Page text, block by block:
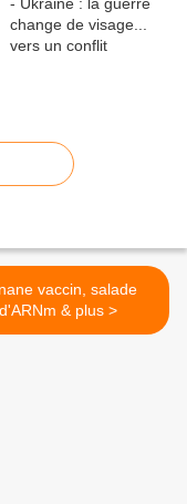
vaccin, salade
d'ARNm & plus >